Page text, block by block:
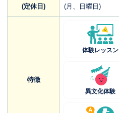
(定休日)
(月、日曜日)
特徴
体験レッスン
異文化体験